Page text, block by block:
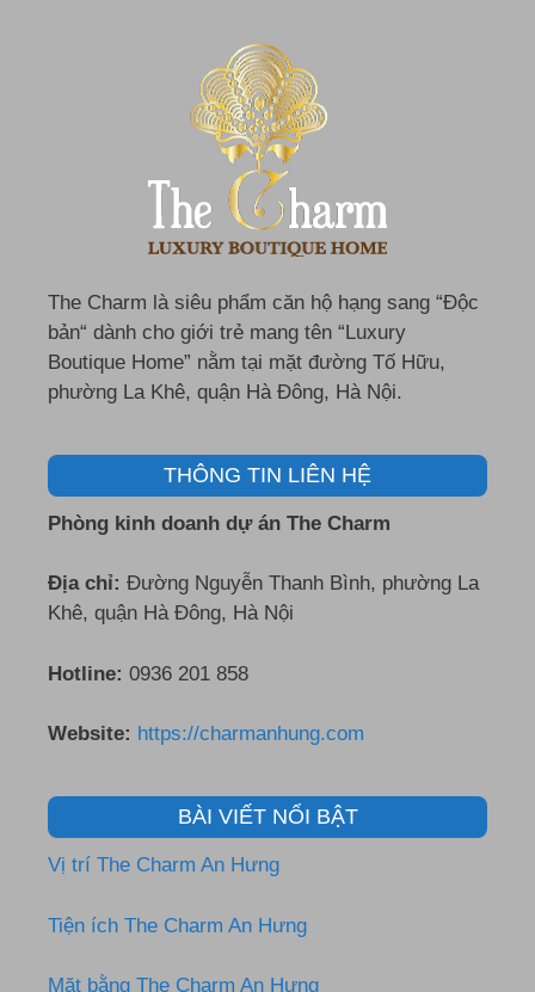
The Charm là siêu phẩm căn hộ hạng sang “Độc
bản“ dành cho giới trẻ mang tên “Luxury
Boutique Home” nằm tại mặt đường Tố Hữu,
phường La Khê, quận Hà Đông, Hà Nội.
THÔNG TIN LIÊN HỆ
Phòng kinh doanh dự án The Charm
Địa chỉ: Đường Nguyễn Thanh Bình, phường La
Khê, quận Hà Đông, Hà Nội
Hotline: 0936 201 858
Website: https://charmanhung.com
BÀI VIẾT NỔI BẬT
Vị trí The Charm An Hưng
Tiện ích The Charm An Hưng
Mặt bằng The Charm An Hưng